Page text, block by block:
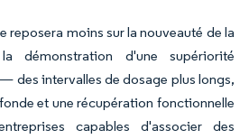
reposera moins sur la nouveauté de la
démonstration d'une supériorité
des intervalles de dosage plus longs,
et une récupération fonctionnelle
capables d'associer des